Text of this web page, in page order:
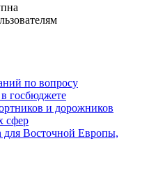
по вопросу
госбюджете
и дорожников
сфер
для Восточной Европы,